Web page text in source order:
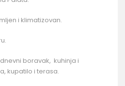
i klimatizovan.
boravak, kuhinja i
kupatilo i terasa.